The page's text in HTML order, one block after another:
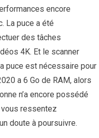
encore
La puce a été
des tâches
4K. Et le scanner
puce est nécessaire pour
a 6 Go de RAM, alors
n’a encore possédé
ressentez
doute à poursuivre.